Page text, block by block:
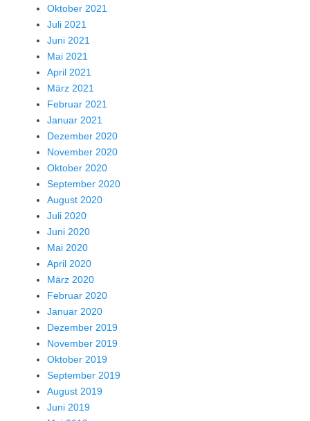
Oktober 2021
Juli 2021
Juni 2021
Mai 2021
April 2021
März 2021
Februar 2021
Januar 2021
Dezember 2020
November 2020
Oktober 2020
September 2020
August 2020
Juli 2020
Juni 2020
Mai 2020
April 2020
März 2020
Februar 2020
Januar 2020
Dezember 2019
November 2019
Oktober 2019
September 2019
August 2019
Juni 2019